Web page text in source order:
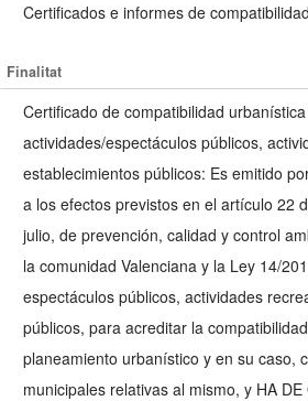
Certificados e informes de
Finalitat
Certificado de compatibilidad
actividades/espectáculos públicos,
establecimientos públicos: Es emitido
a los efectos previstos en el artículo 22
julio, de prevención, calidad y control
la comunidad Valenciana y la Ley 14/
espectáculos públicos, actividades
públicos, para acreditar la
planeamiento urbanístico y en su caso,
municipales relativas al mismo, y HA DE